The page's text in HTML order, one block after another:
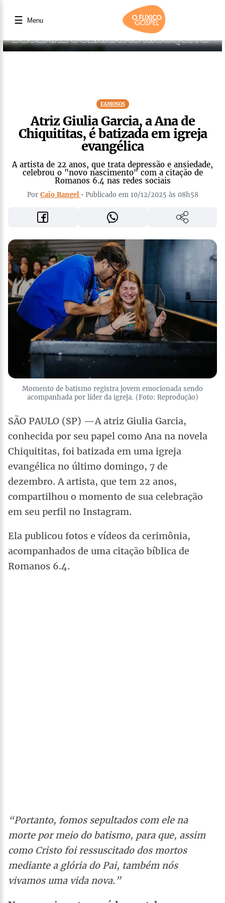
☰ Menu
FAMOSOS
Atriz Giulia Garcia, a Ana de
Chiquititas, é batizada em igreja
evangélica
A artista de 22 anos, que trata depressão e ansiedade,
celebrou o "novo nascimento" com a citação de
Romanos 6.4 nas redes sociais
Por Caio Rangel • Publicado em 10/12/2025 às 08h58
Momento de batismo registra jovem emocionada sendo
acompanhada por líder da igreja. (Foto: Reprodução)
SÃO PAULO (SP) —A atriz Giulia Garcia,
conhecida por seu papel como Ana na novela
Chiquititas, foi batizada em uma igreja
evangélica no último domingo, 7 de
dezembro. A artista, que tem 22 anos,
compartilhou o momento de sua celebração
em seu perfil no Instagram.
Ela publicou fotos e vídeos da cerimônia,
acompanhados de uma citação bíblica de
Romanos 6.4.
“Portanto, fomos sepultados com ele na
morte por meio do batismo, para que, assim
como Cristo foi ressuscitado dos mortos
mediante a glória do Pai, também nós
vivamos uma vida nova.”